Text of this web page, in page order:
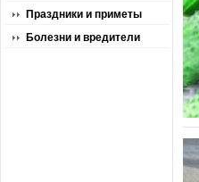
Праздники и приметы
Болезни и вредители